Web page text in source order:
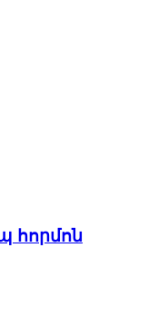
հորմոն